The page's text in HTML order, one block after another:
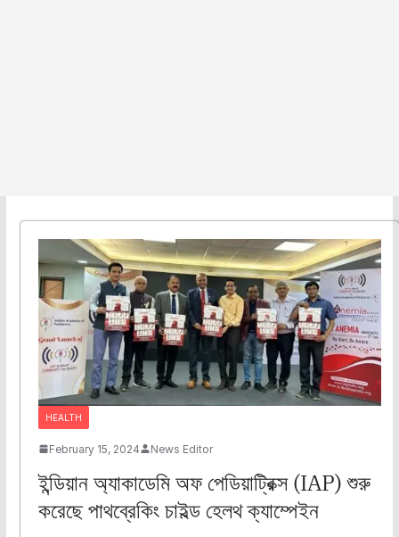
HEALTH
February 15, 2024 News Editor
ইন্ডিয়ান অ্যাকাডেমি অফ পেডিয়াট্রিক্স (IAP) শুরু
করেছে পাথব্রেকিং চাইল্ড হেলথ ক্যাম্পেইন